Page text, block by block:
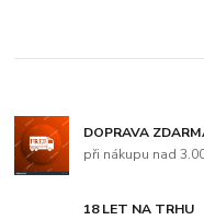
DOPRAVA
při nákupu nad
18 LET NA TRHU